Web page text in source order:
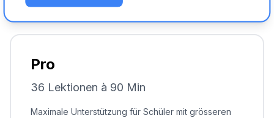
Pro
36 Lektionen à 90 Min
Maximale Unterstützung für Schüler mit grösseren